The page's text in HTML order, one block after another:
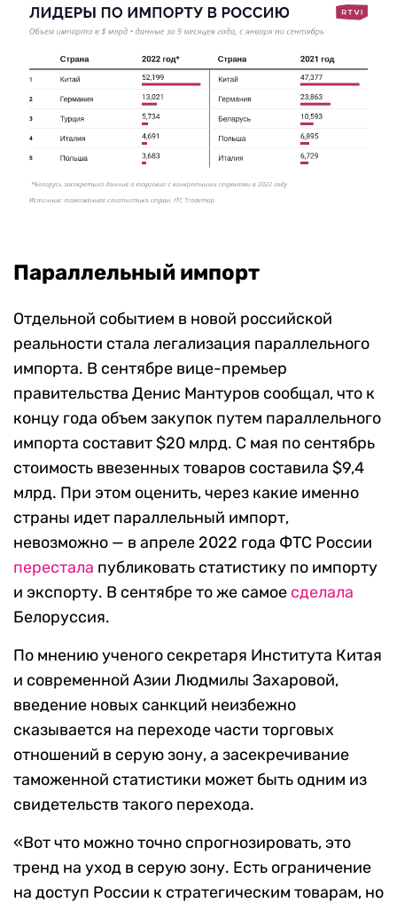
Параллельный импорт
Отдельной событием в новой российской
реальности стала легализация параллельного
импорта. В сентябре вице-премьер
правительства Денис Мантуров сообщал, что к
концу года объем закупок путем параллельного
импорта составит $20 млрд. С мая по сентябрь
стоимость ввезенных товаров составила $9,4
млрд. При этом оценить, через какие именно
страны идет параллельный импорт,
невозможно — в апреле 2022 года ФТС России
перестала публиковать статистику по импорту
и экспорту. В сентябре то же самое сделала
Белоруссия.
По мнению ученого секретаря Института Китая
и современной Азии Людмилы Захаровой,
введение новых санкций неизбежно
сказывается на переходе части торговых
отношений в серую зону, а засекречивание
таможенной статистики может быть одним из
свидетельств такого перехода.
«Вот что можно точно спрогнозировать, это
тренд на уход в серую зону. Есть ограничение
на доступ России к стратегическим товарам, но